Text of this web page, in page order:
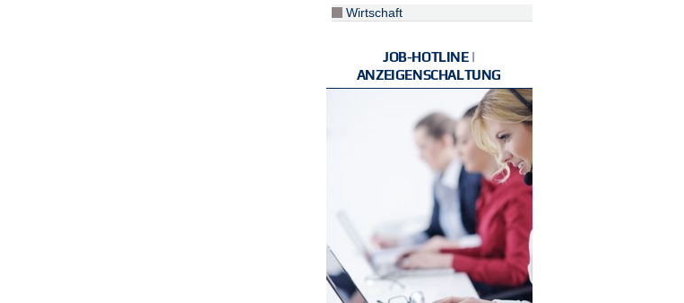
Wirtschaft
JOB-HOTLINE |
ANZEIGENSCHALTUNG